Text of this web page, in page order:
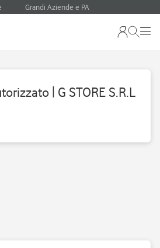
Grandi Aziende e PA
| G STORE S.R.L